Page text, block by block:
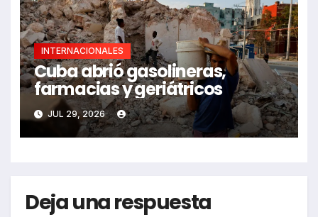
INTERNACIONALES
Cuba abrió gasolineras,
farmacias y geriátricos
JUL 29, 2026
Deja una respuesta